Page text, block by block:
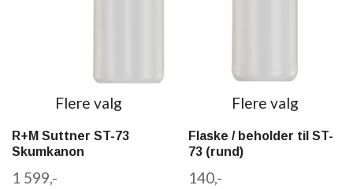
Flere valg
R+M Suttner ST-73
Skumkanon
1 599,-
Flere valg
Flaske / beholder til ST-
73 (rund)
140,-